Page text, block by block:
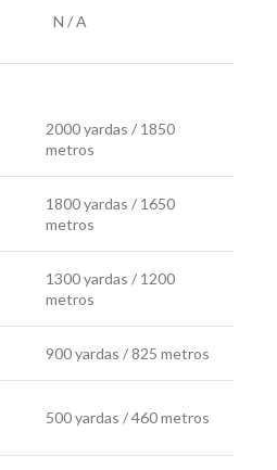
N / A
2000 yardas / 1850
metros
1800 yardas / 1650
metros
1300 yardas / 1200
metros
900 yardas / 825 metros
500 yardas / 460 metros